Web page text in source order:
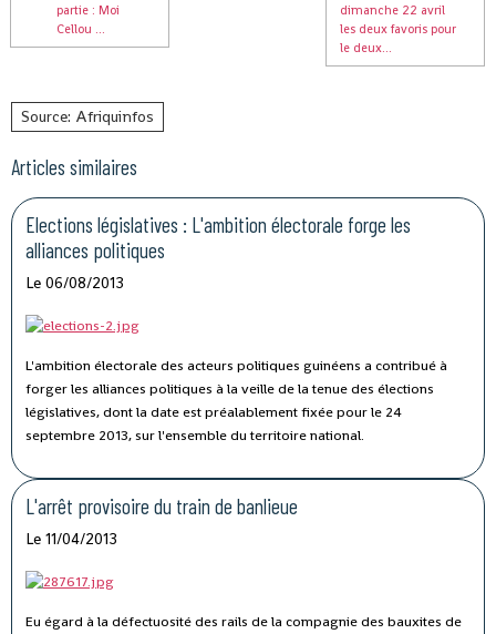
partie : Moi
Cellou ...
dimanche 22 avril
les deux favoris pour
le deux...
Source: Afriquinfos
Articles similaires
Elections législatives : L'ambition électorale forge les
alliances politiques
Le 06/08/2013
L'ambition électorale des acteurs politiques guinéens a contribué à
forger les alliances politiques à la veille de la tenue des élections
législatives, dont la date est préalablement fixée pour le 24
septembre 2013, sur l'ensemble du territoire national.
L'arrêt provisoire du train de banlieue
Le 11/04/2013
Eu égard à la défectuosité des rails de la compagnie des bauxites de